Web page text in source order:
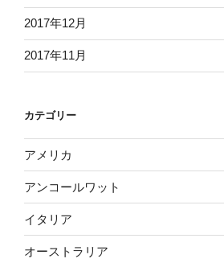
2017年12月
2017年11月
カテゴリー
アメリカ
アンコールワット
イタリア
オーストラリア